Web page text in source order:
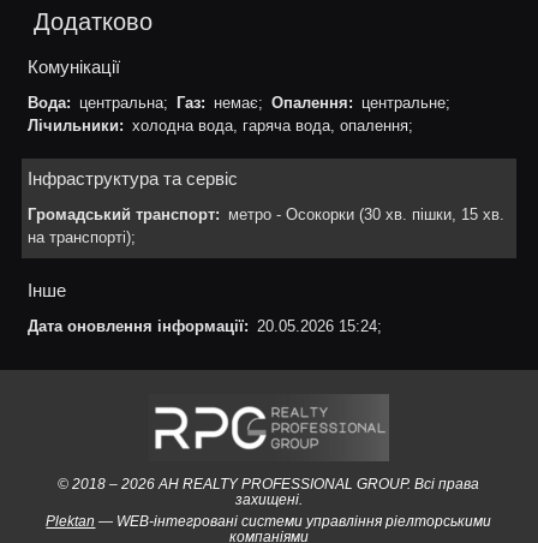
Додатково
Комунікації
Вода: центральна; Газ: немає; Опалення: центральне;
Лічильники: холодна вода, гаряча вода, опалення;
Інфраструктура та сервіс
Громадський транспорт: метро - Осокорки (30 хв. пішки, 15 хв.
на транспорті);
Інше
Дата оновлення інформації: 20.05.2026 15:24;
© 2018 – 2026 АН REALTY PROFESSIONAL GROUP. Всі права
захищені.
Plektan — WEB-інтегровані системи управління ріелторськими
компаніями